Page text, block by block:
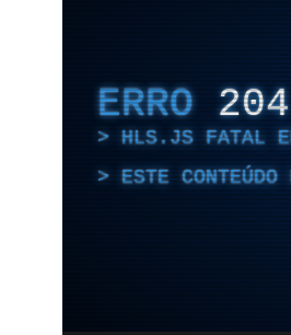
ERRO 204
HLS.JS FATAL
ESTE